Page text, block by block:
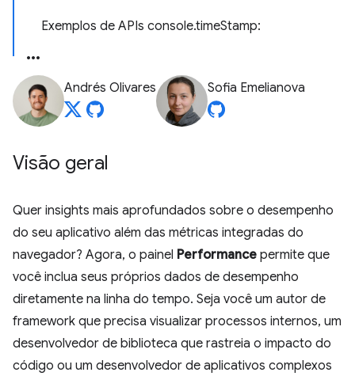
Exemplos de APIs console.timeStamp:
Andrés Olivares Sofia Emelianova
Visão geral
Quer insights mais aprofundados sobre o desempenho
do seu aplicativo além das métricas integradas do
navegador? Agora, o painel Performance permite que
você inclua seus próprios dados de desempenho
diretamente na linha do tempo. Seja você um autor de
framework que precisa visualizar processos internos, um
desenvolvedor de biblioteca que rastreia o impacto do
código ou um desenvolvedor de aplicativos complexos